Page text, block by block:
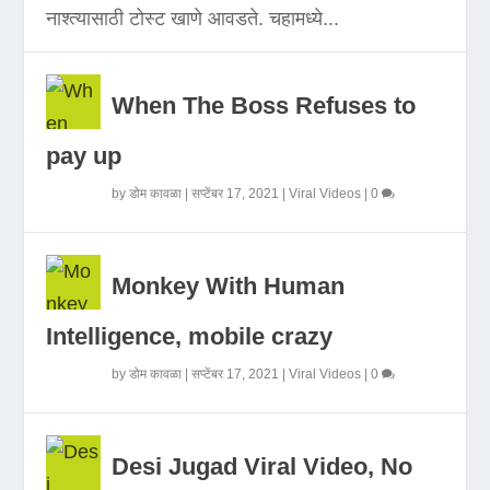
नाश्त्यासाठी टोस्ट खाणे आवडते. चहामध्ये...
When The Boss Refuses to
pay up
byडोम कावळा |सप्टेंबर 17, 2021 |Viral Videos |0
Monkey With Human
Intelligence, mobile crazy
byडोम कावळा |सप्टेंबर 17, 2021 |Viral Videos |0
Desi Jugad Viral Video, No